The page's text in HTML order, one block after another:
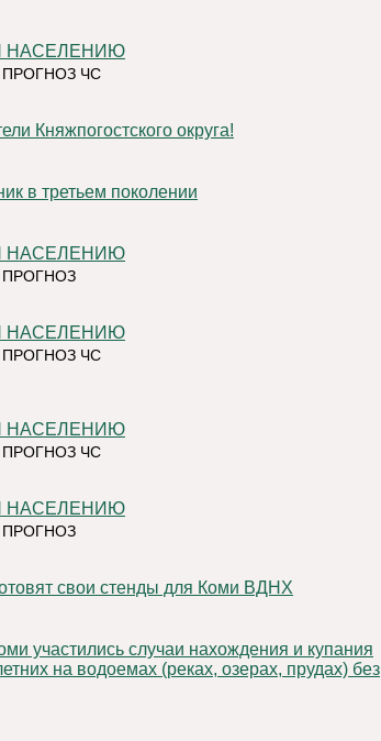
НАСЕЛЕНИЮ
ЧС
Княжпогостского округа!
в третьем поколении
НАСЕЛЕНИЮ
НАСЕЛЕНИЮ
ЧС
НАСЕЛЕНИЮ
ЧС
НАСЕЛЕНИЮ
свои стенды для Коми ВДНХ
на водоемах (реках, озерах, прудах) без